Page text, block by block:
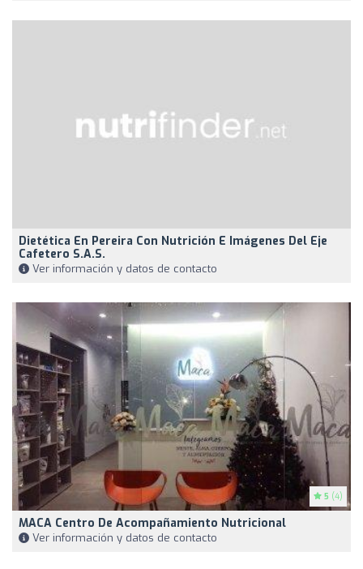
Dietética En Pereira Con Nutrición E Imágenes Del Eje
Cafetero S.A.S.
Ver información y datos de contacto
5 (4)
MACA Centro De Acompañamiento Nutricional
Ver información y datos de contacto